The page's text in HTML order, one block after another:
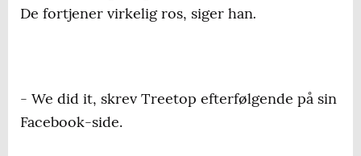
De fortjener virkelig ros, siger han.
- We did it, skrev Treetop efterfølgende på sin
Facebook-side.